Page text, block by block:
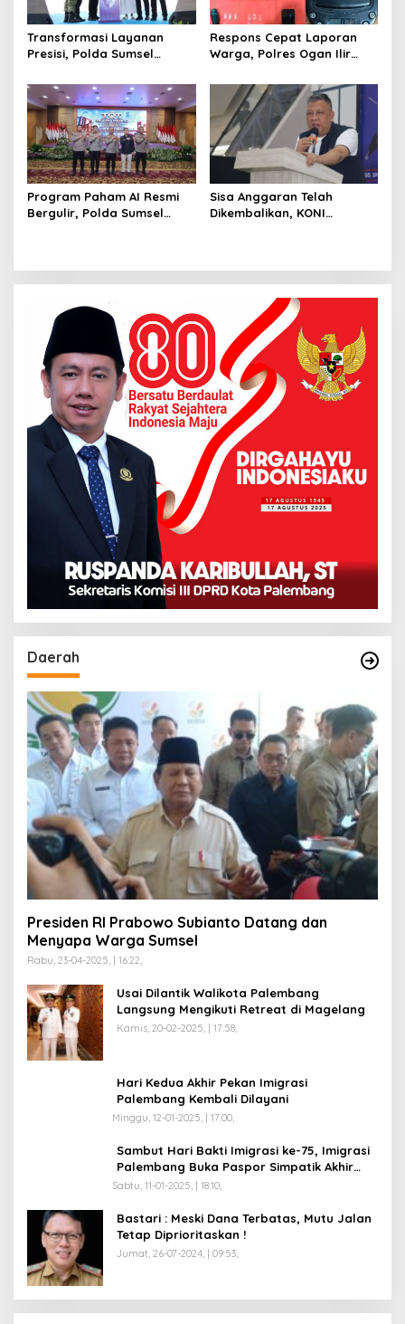
Transformasi Layanan
Presisi, Polda Sumsel
Standar Baru Bebas Pungli
Respons Cepat Laporan
Warga, Polres Ogan Ilir
Pemulutan Selatan
Program Paham AI Resmi
Bergulir, Polda Sumsel
Sisa Anggaran Telah
Dikembalikan, KONI
Daerah
Presiden RI Prabowo Subianto Datang dan
Menyapa Warga Sumsel
Rabu, 23-04-2025, | 16:22,
Usai Dilantik Walikota Palembang
Langsung Mengikuti Retreat di Magelang
Kamis, 20-02-2025, | 17:58,
Hari Kedua Akhir Pekan Imigrasi
Palembang Kembali Dilayani
Minggu, 12-01-2025, | 17:00,
Sambut Hari Bakti Imigrasi ke-75, Imigrasi
Palembang Buka Paspor Simpatik Akhir
Pekan
Sabtu, 11-01-2025, | 18:10,
Bastari : Meski Dana Terbatas, Mutu Jalan
Tetap Diprioritaskan !
Jumat, 26-07-2024, | 09:53,